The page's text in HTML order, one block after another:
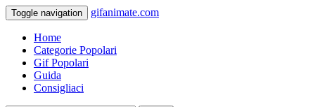
Toggle navigation gifanimate.com
Home
Categorie Popolari
Gif Popolari
Guida
Consigliaci